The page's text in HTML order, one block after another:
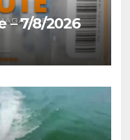
– 7/8/2026